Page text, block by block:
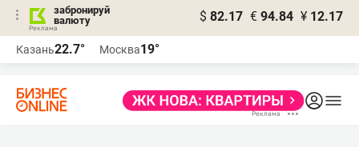
забронируй
валюту
$ 82.17 € 94.84 ¥ 12.17
Казань22.7° Москва19°